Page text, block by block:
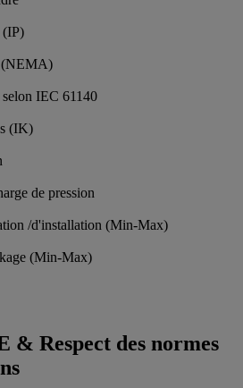
(IP)
(NEMA)
IEC 61140
(IK)
de pression
/d'installation (Min-Max)
(Min-Max)
& Respect des normes